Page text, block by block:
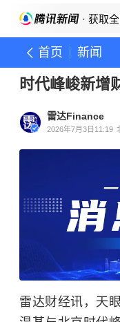
· 获取
首页 新闻
时代峰峻新增
雷达Finance
2026年7月3日11:19
雷达财经讯，天